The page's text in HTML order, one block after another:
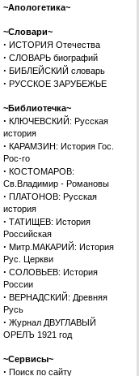
~Апологетика~
~Словари~
· ИСТОРИЯ Отечества
· СЛОВАРЬ биографий
· БИБЛЕЙСКИЙ словарь
· РУССКОЕ ЗАРУБЕЖЬЕ
~Библиотечка~
· КЛЮЧЕВСКИЙ: Русская
история
· КАРАМЗИН: История Гос.
Рос-го
· КОСТОМАРОВ:
Св.Владимир - Романовы
· ПЛАТОНОВ: Русская
история
· ТАТИЩЕВ: История
Российская
· Митр.МАКАРИЙ: История
Рус. Церкви
· СОЛОВЬЕВ: История
России
· ВЕРНАДСКИЙ: Древняя
Русь
· Журнал ДВУГЛАВЫЙ
ОРЕЛЪ 1921 год
~Сервисы~
· Поиск по сайту